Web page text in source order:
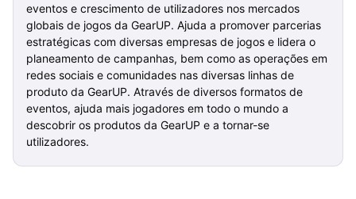
eventos e crescimento de utilizadores nos mercados
globais de jogos da GearUP. Ajuda a promover parcerias
estratégicas com diversas empresas de jogos e lidera o
planeamento de campanhas, bem como as operações em
redes sociais e comunidades nas diversas linhas de
produto da GearUP. Através de diversos formatos de
eventos, ajuda mais jogadores em todo o mundo a
descobrir os produtos da GearUP e a tornar-se
utilizadores.